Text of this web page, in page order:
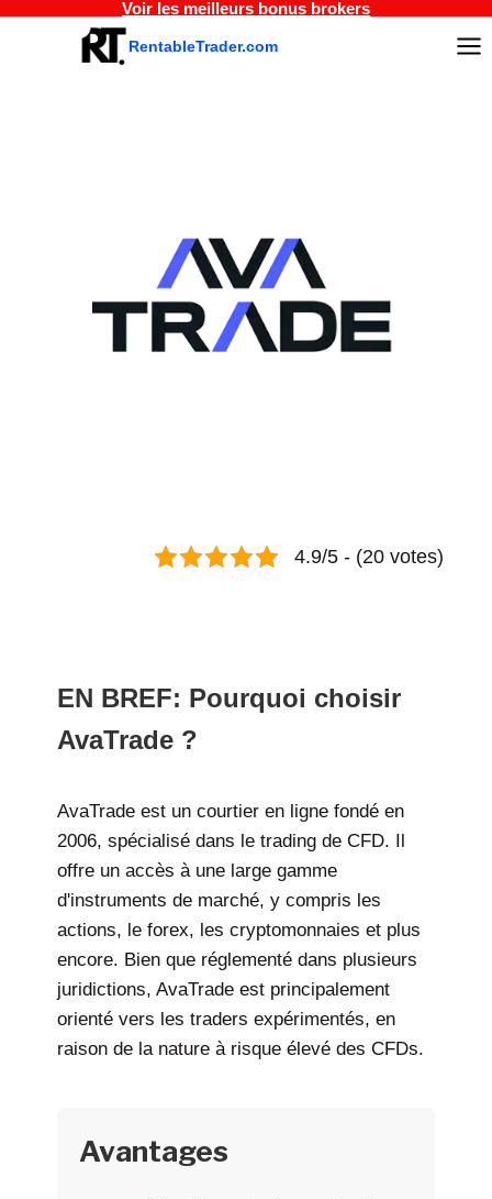
Aller
Voir les meilleurs bonus brokers
RentableTrader.com
4.9/5 - (20 votes)
EN BREF: Pourquoi choisir
AvaTrade ?
AvaTrade est un courtier en ligne fondé en
2006, spécialisé dans le trading de CFD. Il
offre un accès à une large gamme
d'instruments de marché, y compris les
actions, le forex, les cryptomonnaies et plus
encore. Bien que réglementé dans plusieurs
juridictions, AvaTrade est principalement
orienté vers les traders expérimentés, en
raison de la nature à risque élevé des CFDs.
Avantages